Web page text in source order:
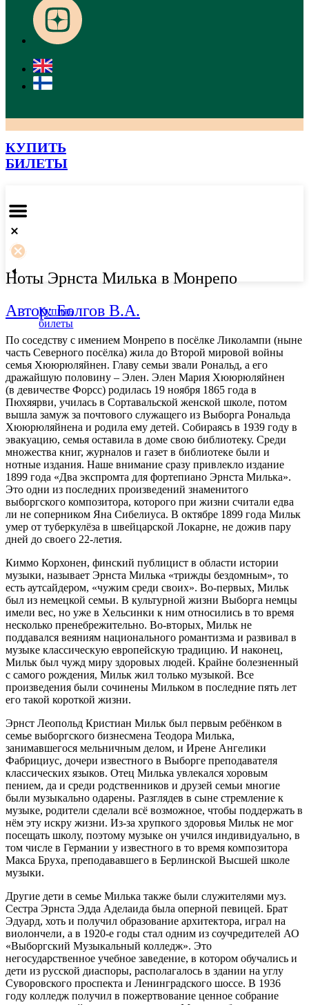
КУПИТЬ
БИЛЕТЫ
Купить
билеты
Ноты Эрнста Милька в Монрепо
Автор: Болгов В.А.
По соседству с имением Монрепо в посёлке Ликолампи (ныне
часть Северного посёлка) жила до Второй мировой войны
семья Хююрюляйнен. Главу семьи звали Рональд, а его
дражайшую половину – Элен. Элен Мария Хююрюляйнен
(в девичестве Форсс) родилась 19 ноября 1865 года в
Пюхяярви, училась в Сортавальской женской школе, потом
вышла замуж за почтового служащего из Выборга Рональда
Хююрюляйнена и родила ему детей. Собираясь в 1939 году в
эвакуацию, семья оставила в доме свою библиотеку. Среди
множества книг, журналов и газет в библиотеке были и
нотные издания. Наше внимание сразу привлекло издание
1899 года «Два экспромта для фортепиано Эрнста Милька».
Это одни из последних произведений знаменитого
выборгского композитора, которого при жизни считали едва
ли не соперником Яна Сибелиуса. В октябре 1899 года Мильк
умер от туберкулёза в швейцарской Локарне, не дожив пару
дней до своего 22-летия.
Киммо Корхонен, финский публицист в области истории
музыки, называет Эрнста Милька «трижды бездомным», то
есть аутсайдером, «чужим среди своих». Во-первых, Мильк
был из немецкой семьи. В культурной жизни Выборга немцы
имели вес, но уже в Хельсинки к ним относились в то время
несколько пренебрежительно. Во-вторых, Мильк не
поддавался веяниям национального романтизма и развивал в
музыке классическую европейскую традицию. И наконец,
Мильк был чужд миру здоровых людей. Крайне болезненный
с самого рождения, Мильк жил только музыкой. Все
произведения были сочинены Мильком в последние пять лет
его такой короткой жизни.
Эрнст Леопольд Кристиан Мильк был первым ребёнком в
семье выборгского бизнесмена Теодора Милька,
занимавшегося мельничным делом, и Ирене Ангелики
Фабрициус, дочери известного в Выборге преподавателя
классических языков. Отец Милька увлекался хоровым
пением, да и среди родственников и друзей семьи многие
были музыкально одарены. Разглядев в сыне стремление к
музыке, родители сделали всё возможное, чтобы поддержать в
нём эту искру жизни. Из-за хрупкого здоровья Мильк не мог
посещать школу, поэтому музыке он учился индивидуально, в
том числе в Германии у известного в то время композитора
Макса Бруха, преподававшего в Берлинской Высшей школе
музыки.
Другие дети в семье Милька также были служителями муз.
Сестра Эрнста Эдда Аделаида была оперной певицей. Брат
Эдуард, хоть и получил образование архитектора, играл на
виолончели, а в 1920-е годы стал одним из соучредителей АО
«Выборгский Музыкальный колледж». Это
негосударственное учебное заведение, в котором обучались и
дети из русской диаспоры, располагалось в здании на углу
Суворовского проспекта и Ленинградского шоссе. В 1936
году колледж получил в пожертвование ценное собрание